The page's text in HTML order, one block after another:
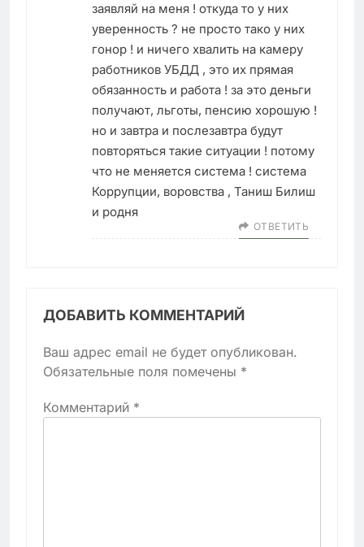
заявляй на меня ! откуда то у них
уверенность ? не просто тако у них
гонор ! и ничего хвалить на камеру
работников УБДД , это их прямая
обязанность и работа ! за это деньги
получают, льготы, пенсию хорошую !
но и завтра и послезавтра будут
повторяться такие ситуации ! потому
что не меняется система ! система
Коррупции, воровства , Таниш Билиш
и родня
ОТВЕТИТЬ
ДОБАВИТЬ КОММЕНТАРИЙ
Ваш адрес email не будет опубликован.
Обязательные поля помечены *
Комментарий *